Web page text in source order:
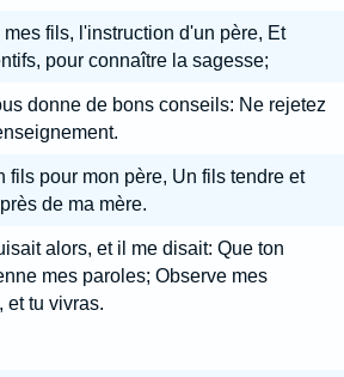
mes fils, l'instruction d'un père, Et
pour connaître la sagesse;
donne de bons conseils: Ne rejetez
fils pour mon père, Un fils tendre et
de ma mère.
alors, et il me disait: Que ton
mes paroles; Observe mes
et tu vivras.